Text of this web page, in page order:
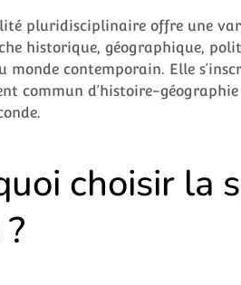
pluridisciplinaire offre une
historique, géographique,
monde contemporain. Elle
commun d’histoire-
choisir la